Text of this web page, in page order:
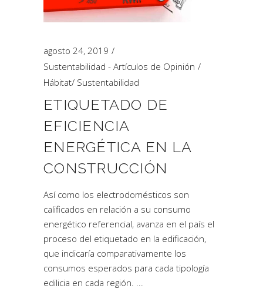
agosto 24, 2019
Sustentabilidad - Artículos de Opinión
Hábitat/ Sustentabilidad
ETIQUETADO DE
EFICIENCIA
ENERGÉTICA EN LA
CONSTRUCCIÓN
Así como los electrodomésticos son
calificados en relación a su consumo
energético referencial, avanza en el país el
proceso del etiquetado en la edificación,
que indicaría comparativamente los
consumos esperados para cada tipología
edilicia en cada región.